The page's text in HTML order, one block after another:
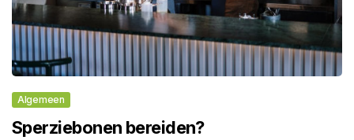
Algemeen
Sperziebonen bereiden?